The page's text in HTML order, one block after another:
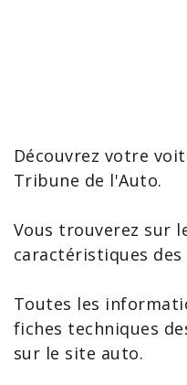
Découvrez votre
Tribune de l'Auto.
Vous trouverez sur
caractéristiques des
Toutes les
fiches techniques
sur le site auto.